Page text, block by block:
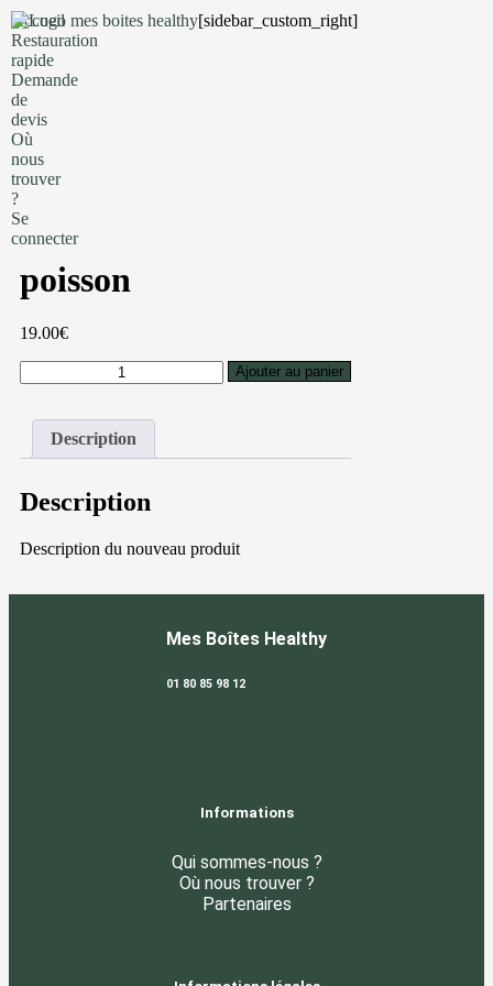
Mes Boites Healthy
Accueil
Restauration
rapide
Demande
de
devis
Où
nous
trouver
?
Se
connecter
[sidebar_custom_right]
S'inscrire
Accueil
poisson
19.00€
Ajouter au panier
Description
Description
Description du nouveau produit
Mes Boîtes Healthy
01 80 85 98 12
Informations
Qui sommes-nous ?
Où nous trouver ?
Partenaires